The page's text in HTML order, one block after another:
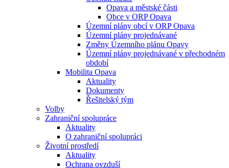
Opava a městské části
Obce v ORP Opava
Územní plány obcí v ORP Opava
Územní plány projednávané
Změny Územního plánu Opavy
Územní plány projednávané v přechodném
období
Mobilita Opava
Aktuality
Dokumenty
Řešitelský tým
Volby
Zahraniční spolupráce
Aktuality
O zahraniční spolupráci
Životní prostředí
Aktuality
Ochrana ovzduší